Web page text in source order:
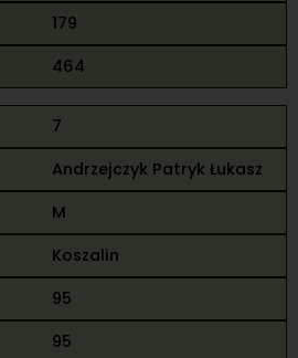
179
464
7
Andrzejczyk Patryk Łukasz
M
Koszalin
95
95